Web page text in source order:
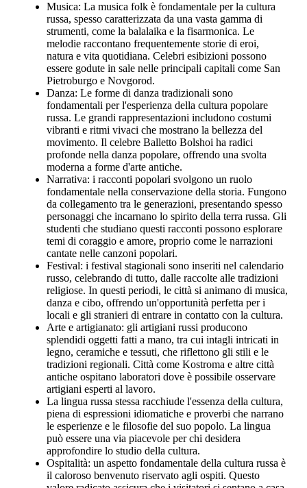
Musica: La musica folk è fondamentale per la cultura
russa, spesso caratterizzata da una vasta gamma di
strumenti, come la balalaika e la fisarmonica. Le
melodie raccontano frequentemente storie di eroi,
natura e vita quotidiana. Celebri esibizioni possono
essere godute in sale nelle principali capitali come San
Pietroburgo e Novgorod.
Danza: Le forme di danza tradizionali sono
fondamentali per l'esperienza della cultura popolare
russa. Le grandi rappresentazioni includono costumi
vibranti e ritmi vivaci che mostrano la bellezza del
movimento. Il celebre Balletto Bolshoi ha radici
profonde nella danza popolare, offrendo una svolta
moderna a forme d'arte antiche.
Narrativa: i racconti popolari svolgono un ruolo
fondamentale nella conservazione della storia. Fungono
da collegamento tra le generazioni, presentando spesso
personaggi che incarnano lo spirito della terra russa. Gli
studenti che studiano questi racconti possono esplorare
temi di coraggio e amore, proprio come le narrazioni
cantate nelle canzoni popolari.
Festival: i festival stagionali sono inseriti nel calendario
russo, celebrando di tutto, dalle raccolte alle tradizioni
religiose. In questi periodi, le città si animano di musica,
danza e cibo, offrendo un'opportunità perfetta per i
locali e gli stranieri di entrare in contatto con la cultura.
Arte e artigianato: gli artigiani russi producono
splendidi oggetti fatti a mano, tra cui intagli intricati in
legno, ceramiche e tessuti, che riflettono gli stili e le
tradizioni regionali. Città come Kostroma e altre città
antiche ospitano laboratori dove è possibile osservare
artigiani esperti al lavoro.
La lingua russa stessa racchiude l'essenza della cultura,
piena di espressioni idiomatiche e proverbi che narrano
le esperienze e le filosofie del suo popolo. La lingua
può essere una via piacevole per chi desidera
approfondire lo studio della cultura.
Ospitalità: un aspetto fondamentale della cultura russa è
il caloroso benvenuto riservato agli ospiti. Questo